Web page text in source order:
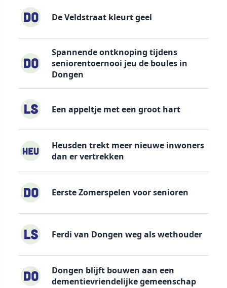
De Veldstraat kleurt geel
Spannende ontknoping tijdens
seniorentoernooi jeu de boules in
Dongen
Een appeltje met een groot hart
Heusden trekt meer nieuwe inwoners
dan er vertrekken
Eerste Zomerspelen voor senioren
Ferdi van Dongen weg als wethouder
Dongen blijft bouwen aan een
dementievriendelijke gemeenschap